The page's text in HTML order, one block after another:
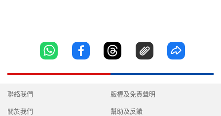
聯絡我們
關於我們
版權及免責聲明
幫助及反饋